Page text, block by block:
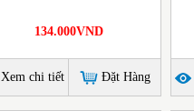
134.000VND
Xem chi tiết Đặt Hàng